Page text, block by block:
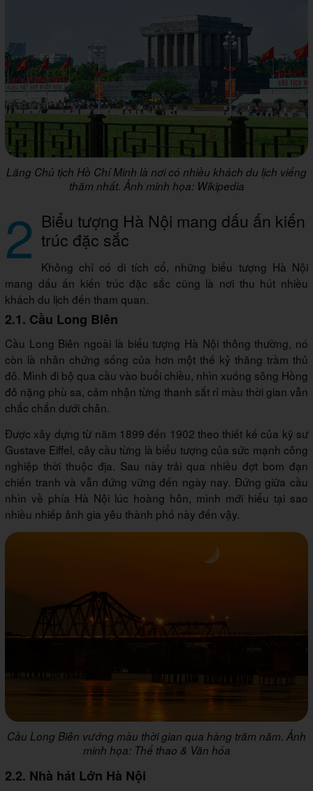
Lăng Chủ tịch Hồ Chí Minh là nơi có nhiều khách du lịch viếng
thăm nhất. Ảnh minh họa: Wikipedia
2 Biểu tượng Hà Nội mang dấu ấn kiến
trúc đặc sắc
Không chỉ có di tích cổ, những biểu tượng Hà Nội
mang dấu ấn kiến trúc đặc sắc cũng là nơi thu hút nhiều
khách du lịch đến tham quan.
2.1. Cầu Long Biên
Cầu Long Biên ngoài là biểu tượng Hà Nội thông thường, nó
còn là nhân chứng sống của hơn một thế kỷ thăng trầm thủ
đô. Mình đi bộ qua cầu vào buổi chiều, nhìn xuống sông Hồng
đỏ nặng phù sa, cảm nhận từng thanh sắt rỉ màu thời gian vẫn
chắc chắn dưới chân.
Được xây dựng từ năm 1899 đến 1902 theo thiết kế của kỹ sư
Gustave Eiffel, cây cầu từng là biểu tượng của sức mạnh công
nghiệp thời thuộc địa. Sau này trải qua nhiều đợt bom đạn
chiến tranh và vẫn đứng vững đến ngày nay. Đứng giữa cầu
nhìn về phía Hà Nội lúc hoàng hôn, mình mới hiểu tại sao
nhiều nhiếp ảnh gia yêu thành phố này đến vậy.
Cầu Long Biên vướng màu thời gian qua hàng trăm năm. Ảnh
minh họa: Thể thao & Văn hóa
2.2. Nhà hát Lớn Hà Nội